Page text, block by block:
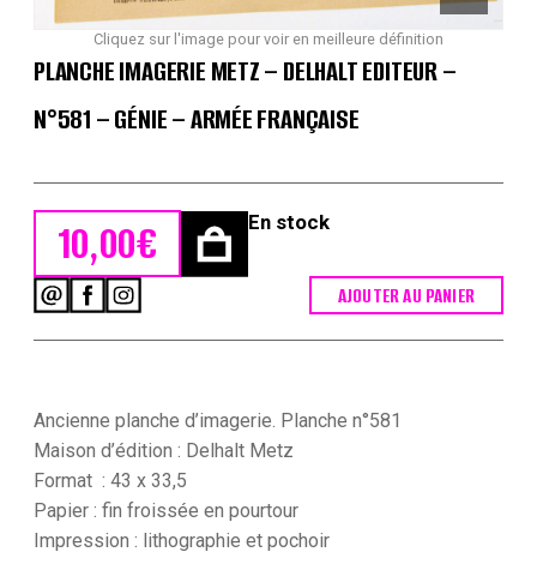
Cliquez sur l'image pour voir en meilleure définition
PLANCHE IMAGERIE METZ – DELHALT EDITEUR –
N°581 – GÉNIE – ARMÉE FRANÇAISE
10,00€ En stock
-
Delhalt
-
N°581
-
Génie
AJOUTER AU PANIER
Ancienne planche d’imagerie. Planche n°581
Maison d’édition : Delhalt Metz
Format : 43 x 33,5
Papier : fin froissée en pourtour
Impression : lithographie et pochoir